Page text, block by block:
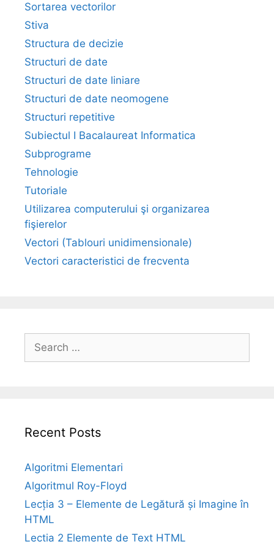
Sortarea vectorilor
Stiva
Structura de decizie
Structuri de date
Structuri de date liniare
Structuri de date neomogene
Structuri repetitive
Subiectul I Bacalaureat Informatica
Subprograme
Tehnologie
Tutoriale
Utilizarea computerului şi organizarea
fişierelor
Vectori (Tablouri unidimensionale)
Vectori caracteristici de frecventa
Search
for:
Recent Posts
Algoritmi Elementari
Algoritmul Roy-Floyd
Lecția 3 – Elemente de Legătură și Imagine în
HTML
Lectia 2 Elemente de Text HTML